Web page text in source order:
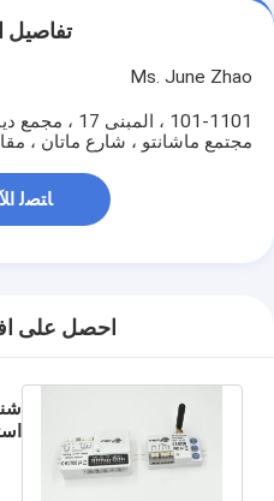
تفاصيل
Ms. June Zhao
101-1101 ،
مجتمع ماشانتو ، شارع ماتان ،
ﺎﺘﺼﻟ
احصل على